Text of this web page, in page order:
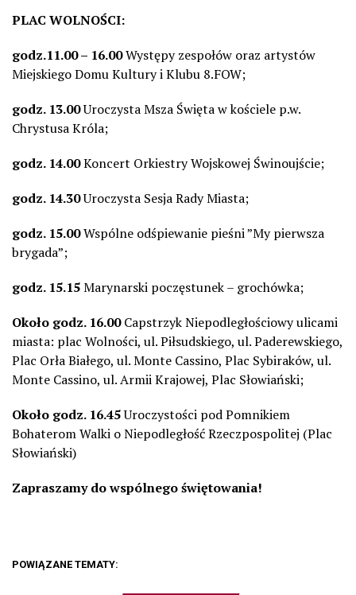
PLAC WOLNOŚCI:
godz.11.00 – 16.00Występy zespołów oraz artystów
Miejskiego Domu Kultury i Klubu 8.FOW;
godz. 13.00Uroczysta Msza Święta w kościele p.w.
Chrystusa Króla;
godz. 14.00Koncert Orkiestry Wojskowej Świnoujście;
godz. 14.30Uroczysta Sesja Rady Miasta;
godz. 15.00Wspólne odśpiewanie pieśni ”My pierwsza
brygada”;
godz. 15.15Marynarski poczęstunek – grochówka;
Około godz. 16.00Capstrzyk Niepodległościowy ulicami
miasta: plac Wolności, ul. Piłsudskiego, ul. Paderewskiego,
Plac Orła Białego, ul. Monte Cassino, Plac Sybiraków, ul.
Monte Cassino, ul. Armii Krajowej, Plac Słowiański;
Około godz. 16.45Uroczystości pod Pomnikiem
Bohaterom Walki o Niepodległość Rzeczpospolitej (Plac
Słowiański)
Zapraszamy do wspólnego świętowania!
POWIĄZANE TEMATY: